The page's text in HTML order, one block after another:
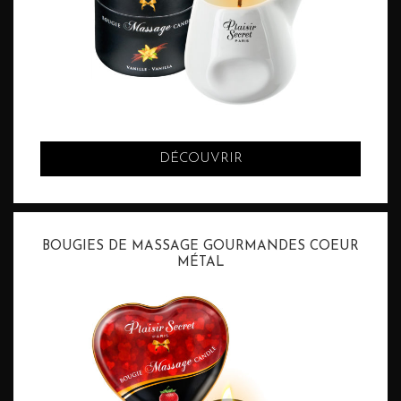
DÉCOUVRIR
BOUGIES DE MASSAGE GOURMANDES COEUR
MÉTAL